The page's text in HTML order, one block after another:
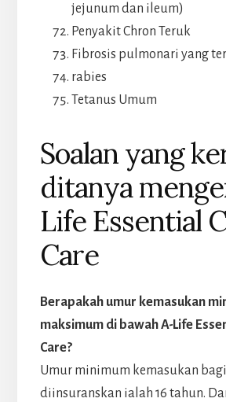
jejunum dan ileum)
Penyakit Chron Teruk
Fibrosis pulmonari yang
rabies
Tetanus Umum
Soalan yang
ditanya
Life Essential
Care
Berapakah umur kemasukan
maksimum di bawah A-Life
Care?
Umur minimum kemasukan
diinsuranskan ialah 16 tahun.